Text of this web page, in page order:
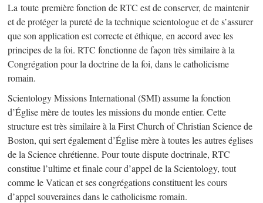
La toute première fonction de RTC est de conserver, de maintenir
et de protéger la pureté de la technique scientologue et de s’assurer
que son application est correcte et éthique, en accord avec les
principes de la foi. RTC fonctionne de façon très similaire à la
Congrégation pour la doctrine de la foi, dans le catholicisme
romain.
Scientology Missions International (SMI) assume la fonction
d’Église mère de toutes les missions du monde entier. Cette
structure est très similaire à la First Church of Christian Science de
Boston, qui sert également d’Église mère à toutes les autres églises
de la Science chrétienne. Pour toute dispute doctrinale, RTC
constitue l’ultime et finale cour d’appel de la Scientology, tout
comme le Vatican et ses congrégations constituent les cours
d’appel souveraines dans le catholicisme romain.